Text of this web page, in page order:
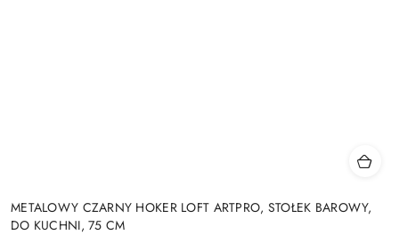
METALOWY CZARNY HOKER LOFT ARTPRO, STOŁEK BAROWY,
DO KUCHNI, 75 CM